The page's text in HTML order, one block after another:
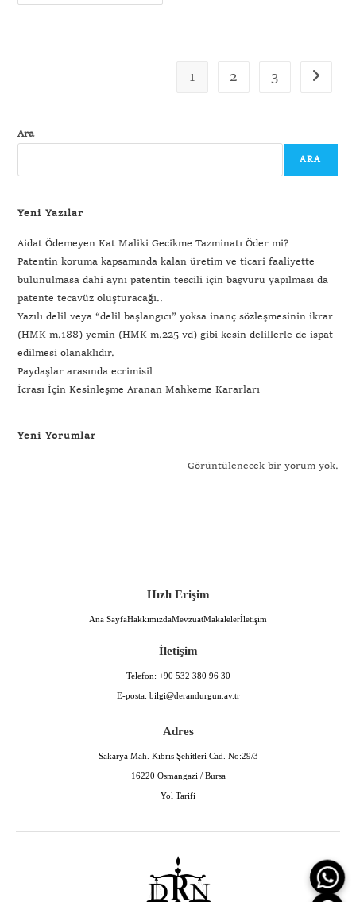
1 2 3
Ara
ARA
Yeni Yazılar
Aidat Ödemeyen Kat Maliki Gecikme Tazminatı Öder mi?
Patentin koruma kapsamında kalan üretim ve ticari faaliyette
bulunulmasa dahi aynı patentin tescili için başvuru yapılması da
patente tecavüz oluşturacağı..
Yazılı delil veya “delil başlangıcı” yoksa inanç sözleşmesinin ikrar
(HMK m.188) yemin (HMK m.225 vd) gibi kesin delillerle de ispat
edilmesi olanaklıdır.
Paydaşlar arasında ecrimisil
İcrası İçin Kesinleşme Aranan Mahkeme Kararları
Yeni Yorumlar
Görüntülenecek bir yorum yok.
Hızlı Erişim
Ana SayfaHakkımızdaMevzuatMakalelerİletişim
İletişim
Telefon: +90 532 380 96 30
E-posta: bilgi@derandurgun.av.tr
Adres
Sakarya Mah. Kıbrıs Şehitleri Cad. No:29/3
16220 Osmangazi / Bursa
Yol Tarifi